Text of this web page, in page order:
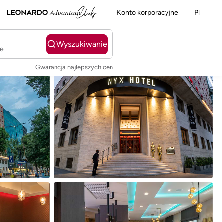
Konto korporacyjne Pl
Wyszukiwanie
Gwarancja najlepszych cen